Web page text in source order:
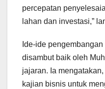
percepatan
lahan dan investasi,”
Ide-ide
disambut baik oleh
jajaran. Ia
kajian bisnis untuk